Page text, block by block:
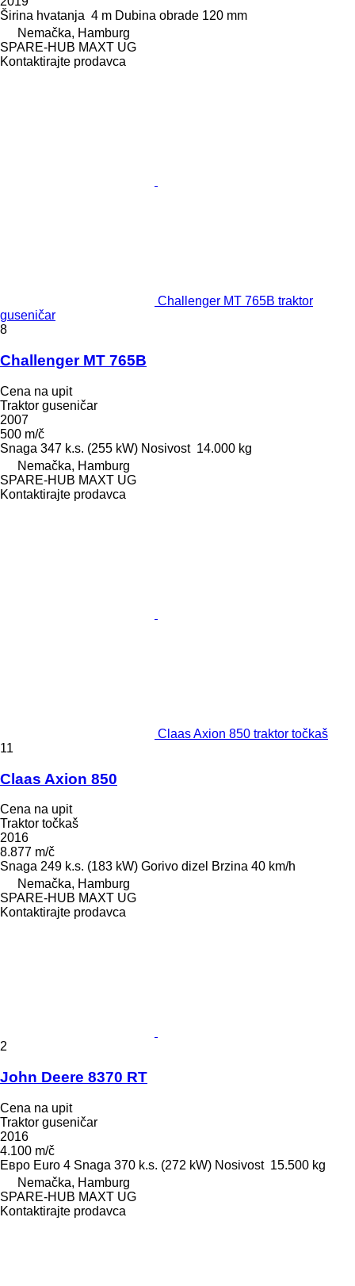
Širina hvatanja 4 m Dubina obrade 120 mm
Nemačka, Hamburg
SPARE-HUB MAXT UG
Kontaktirajte prodavca
Challenger MT 765B traktor
guseničar
8
Challenger MT 765B
Cena na upit
Traktor guseničar
2007
500 m/č
Snaga 347 k.s. (255 kW) Nosivost 14.000 kg
Nemačka, Hamburg
SPARE-HUB MAXT UG
Kontaktirajte prodavca
Claas Axion 850 traktor točkaš
11
Claas Axion 850
Cena na upit
Traktor točkaš
2016
8.877 m/č
Snaga 249 k.s. (183 kW) Gorivo dizel Brzina 40 km/h
Nemačka, Hamburg
SPARE-HUB MAXT UG
Kontaktirajte prodavca
2
John Deere 8370 RT
Cena na upit
Traktor guseničar
2016
4.100 m/č
Евро Euro 4 Snaga 370 k.s. (272 kW) Nosivost 15.500 kg
Nemačka, Hamburg
SPARE-HUB MAXT UG
Kontaktirajte prodavca